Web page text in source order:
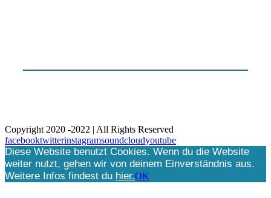
Copyright 2020 -2022 | All Rights Reserved
facebooktwitterinstagramsoundcloudyoutube
Diese Website benutzt Cookies. Wenn du die Website
weiter nutzt, gehen wir von deinem Einverständnis aus.
Weitere Infos findest du hier.OK